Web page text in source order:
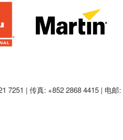
7251 | 传真: +852 2868 4415 | 电邮: